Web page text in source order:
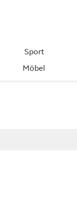
Sport
Möbel